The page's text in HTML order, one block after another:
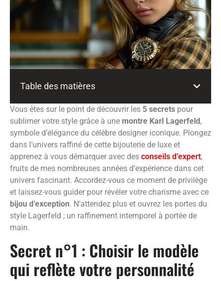
Table des matières
Vous êtes sur le point de découvrir les 5 secrets pour
sublimer votre style grâce à une montre Karl Lagerfeld ,
symbole d’élégance du célèbre designer iconique. Plongez
dans l’univers raffiné de cette bijouterie de luxe et
apprenez à vous démarquer avec des conseils d’expert,
fruits de mes nombreuses années d’expérience dans cet
univers fascinant. Accordez-vous ce moment de privilège
et laissez-vous guider pour révéler votre charisme avec ce
bijou d’exception. N’attendez plus et ouvrez les portes du
style Lagerfeld ; un raffinement intemporel à portée de
main.
Secret n°1 : Choisir le modèle
qui reflète votre personnalité